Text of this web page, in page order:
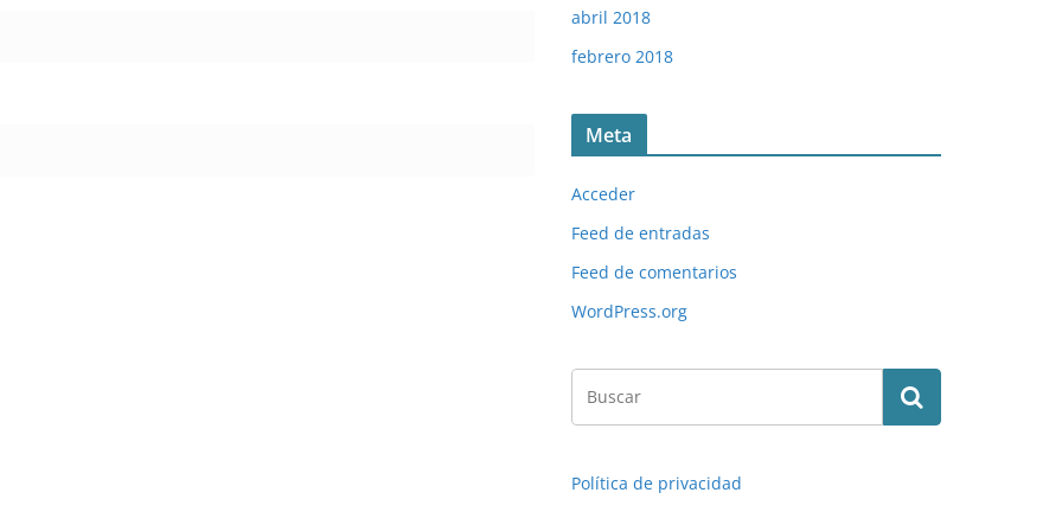
abril 2018
febrero 2018
Meta
Acceder
Feed de entradas
Feed de comentarios
WordPress.org
Política de privacidad